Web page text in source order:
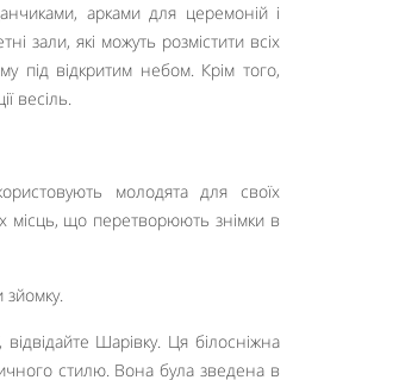
арками для церемоній і
зали, які можуть розмістити всіх
під відкритим небом. Крім того,
весіль.
молодята для своїх
місць, що перетворюють знімки в
зйомку.
Шарівку. Ця білосніжна
стилю. Вона була зведена в